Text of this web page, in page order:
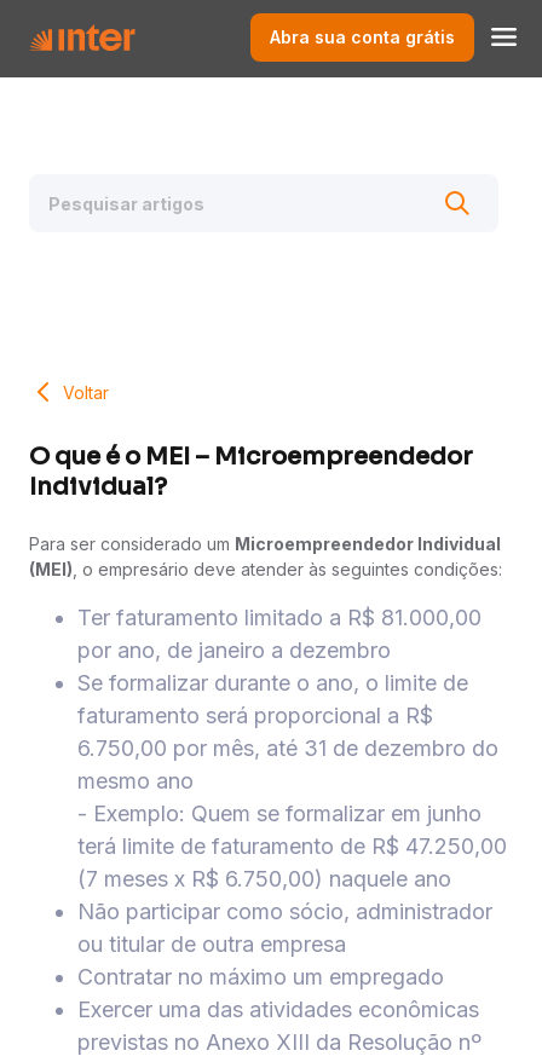
Abra sua conta grátis
Voltar
O que é o MEI – Microempreendedor
Individual?
Para ser considerado um Microempreendedor Individual
(MEI) , o empresário deve atender às seguintes condições:
Ter faturamento limitado a R$ 81.000,00
por ano, de janeiro a dezembro
Se formalizar durante o ano, o limite de
faturamento será proporcional a R$
6.750,00 por mês, até 31 de dezembro do
mesmo ano
- Exemplo: Quem se formalizar em junho
terá limite de faturamento de R$ 47.250,00
(7 meses x R$ 6.750,00) naquele ano
Não participar como sócio, administrador
ou titular de outra empresa
Contratar no máximo um empregado
Exercer uma das atividades econômicas
previstas no Anexo XIII da Resolução nº